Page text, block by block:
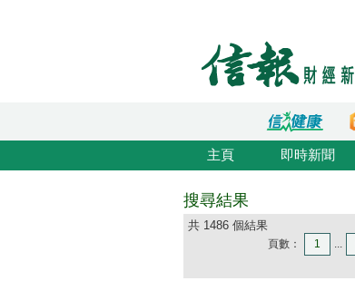
主頁 即時新聞
搜尋結果
共 1486 個結果
頁數： 1 ...